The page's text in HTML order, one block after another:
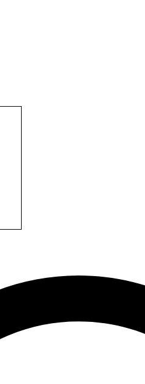
. Na wyposażeniu znajdują się